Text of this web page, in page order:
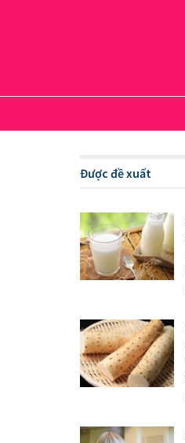
Được đề xuất